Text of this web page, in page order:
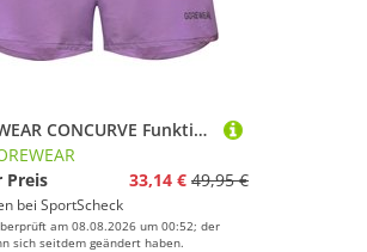
GOREWEAR CONCURVE Funktionsshorts Damen
Preis
33,14 € 49,95 €
bei SportScheck
am 08.08.2026 um 00:52; der
sich seitdem geändert haben.